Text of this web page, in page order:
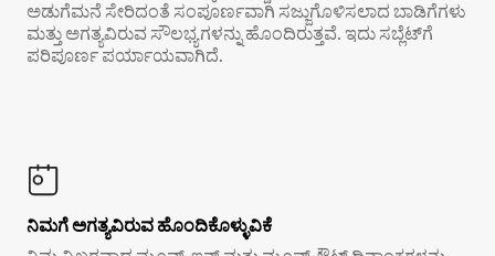
ಅಡುಗೆಮನೆ ಸೇರಿದಂತೆ ಸಂಪೂರ್ಣವಾಗಿ ಸಜ್ಜುಗೊಳಿಸಲಾದ ಬಾಡಿಗೆಗಳು
ಮತ್ತು ಅಗತ್ಯವಿರುವ ಸೌಲಭ್ಯಗಳನ್ನು ಹೊಂದಿರುತ್ತವೆ. ಇದು ಸಬ್ಲೆಟ್‌ಗೆ
ಪರಿಪೂರ್ಣ ಪರ್ಯಾಯವಾಗಿದೆ.
ನಿಮಗೆ ಅಗತ್ಯವಿರುವ ಹೊಂದಿಕೊಳ್ಳುವಿಕೆ